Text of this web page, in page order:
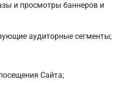
и просмотры баннеров и
аудиторные сегменты;
Сайта;